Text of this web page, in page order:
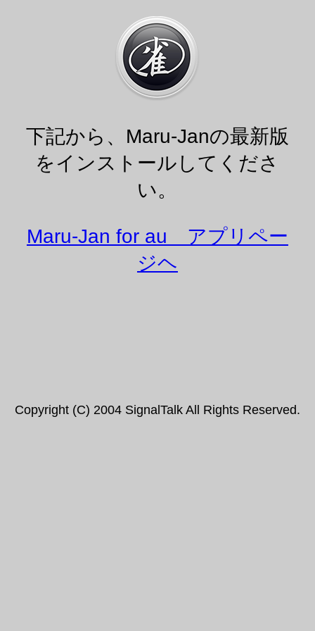
下記から、Maru-Janの最新版
をインストールしてくださ
い。
Maru-Jan for au アプリペー
ジヘ
Copyright (C) 2004 SignalTalk All Rights Reserved.